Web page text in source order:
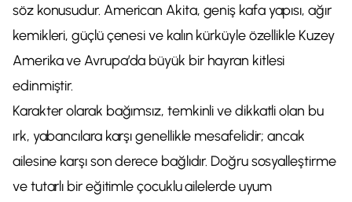
söz konusudur. American Akita, geniş kafa yapısı, ağır
kemikleri, güçlü çenesi ve kalın kürküyle özellikle Kuzey
Amerika ve Avrupa’da büyük bir hayran kitlesi
edinmiştir.
Karakter olarak bağımsız, temkinli ve dikkatli olan bu
ırk, yabancılara karşı genellikle mesafelidir; ancak
ailesine karşı son derece bağlıdır. Doğru sosyalleştirme
ve tutarlı bir eğitimle çocuklu ailelerde uyum